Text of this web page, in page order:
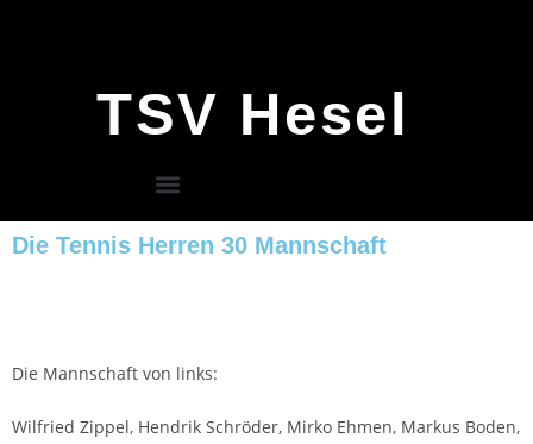
TSV Hesel
Die Tennis Herren 30 Mannschaft
Die Mannschaft von links:
Wilfried Zippel, Hendrik Schröder, Mirko Ehmen, Markus Boden,